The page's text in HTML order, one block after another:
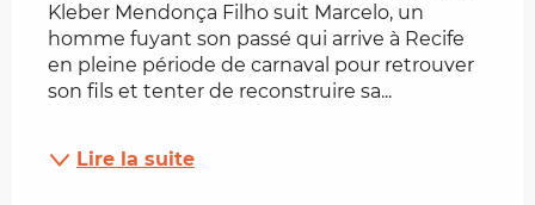
Kleber Mendonça Filho suit Marcelo, un
homme fuyant son passé qui arrive à Recife
en pleine période de carnaval pour retrouver
son fils et tenter de reconstruire sa...
Lire la suite